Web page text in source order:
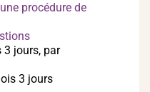
procédure de
3 jours, par
3 jours